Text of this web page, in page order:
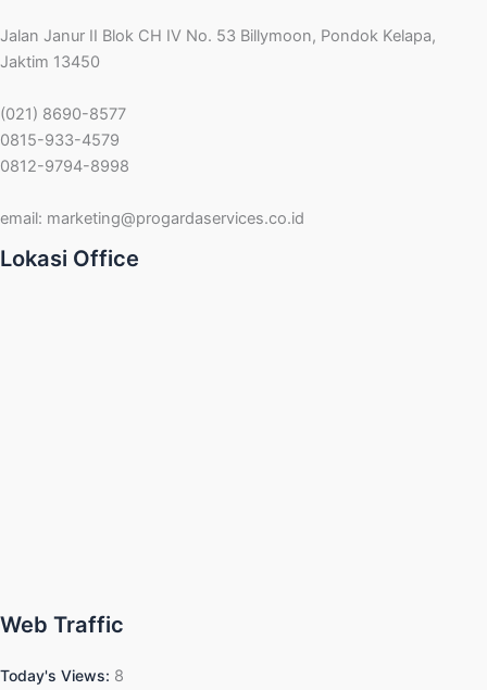
Jalan Janur II Blok CH IV No. 53 Billymoon, Pondok Kelapa,
Jaktim 13450
(021) 8690-8577
0815-933-4579
0812-9794-8998
email: marketing@progardaservices.co.id
Lokasi Office
Web Traffic
Today's Views: 8